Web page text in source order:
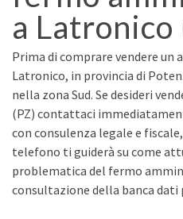
a Latronico
Prima di comprare vendere
Latronico, in provincia di
nella zona Sud. Se desideri
(PZ) contattaci
con consulenza legale e
telefono ti guiderà su come
problematica del fermo
consultazione della banca dati